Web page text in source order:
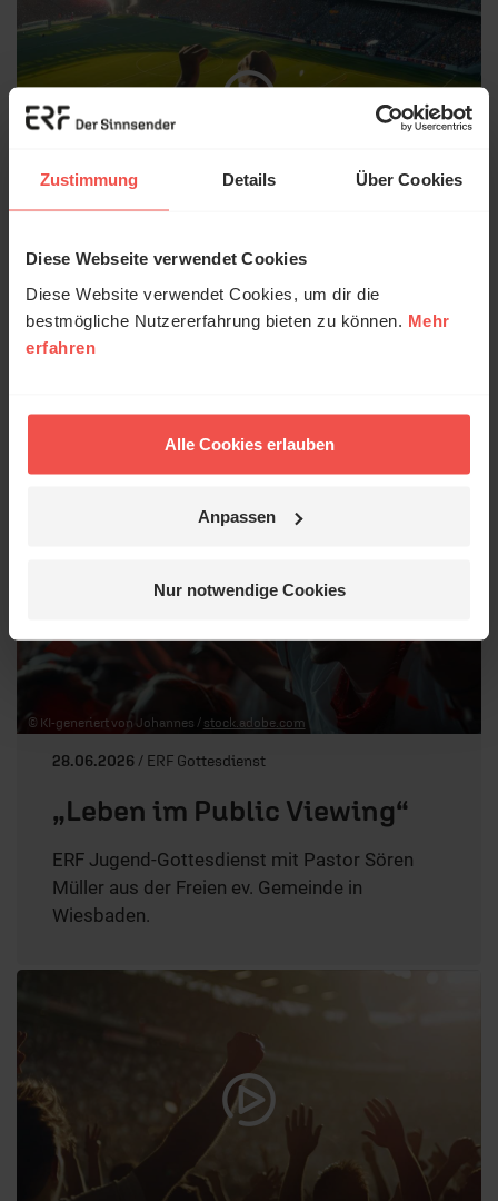
Zustimmung Details Über Cookies
Diese Webseite verwendet Cookies
Diese Website verwendet Cookies, um dir die
bestmögliche Nutzererfahrung bieten zu können. Mehr
erfahren
Alle Cookies erlauben
Anpassen
Nur notwendige Cookies
© KI-generiert von Elmira/
05.07.2026/ ERF Gottesdienst
„Bin ich mehr „wert“, wenn
ich gewinne?“
der Freien ev. Gemeinde in Wiesbaden.
© KI-generiert von Johannes / stock.adobe.com
28.06.2026 / ERF Gottesdienst
„Leben im Public Viewing“
ERF Jugend-Gottesdienst mit Pastor Sören
Müller aus der Freien ev. Gemeinde in
Wiesbaden.